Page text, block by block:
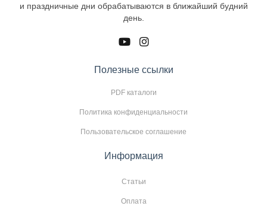
и праздничные дни обрабатываются в ближайший будний
день.
Полезные ссылки
PDF каталоги
Политика конфиденциальности
Пользовательское соглашение
Информация
Статьи
Оплата